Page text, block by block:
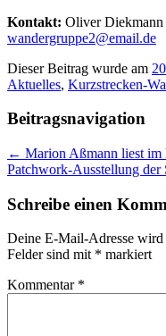
Kontakt: Oliver
wandergruppe2@email.de
Dieser Beitrag wurde am
Aktuelles, Kurzstrecken-
Beitragsnavigation
← Marion Aßmann liest im
Patchwork-Ausstellung der
Schreibe einen
Deine E-Mail-Adresse
Felder sind mit * markiert
Kommentar *